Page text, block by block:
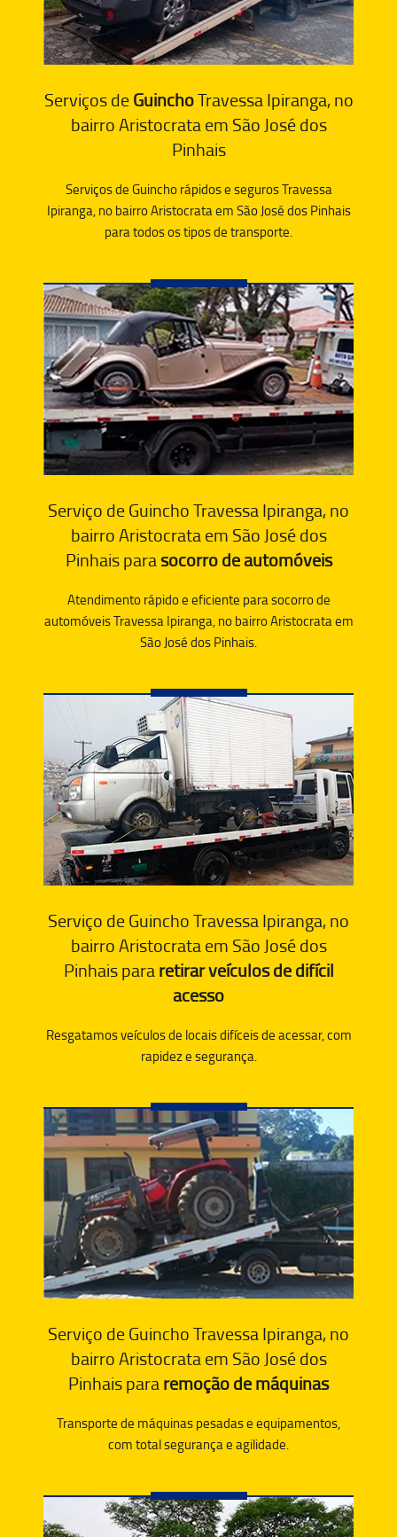
Serviços deGuinchoTravessa Ipiranga, no
bairro Aristocrata em São José dos
Pinhais
Serviços de Guincho rápidos e seguros Travessa
Ipiranga, no bairro Aristocrata em São José dos Pinhais
para todos os tipos de transporte.
Serviço de Guincho Travessa Ipiranga, no
bairro Aristocrata em São José dos
Pinhais parasocorro de automóveis
Atendimento rápido e eficiente para socorro de
automóveis Travessa Ipiranga, no bairro Aristocrata em
São José dos Pinhais.
Serviço de Guincho Travessa Ipiranga, no
bairro Aristocrata em São José dos
Pinhais pararetirar veículos de difícil
acesso
Resgatamos veículos de locais difíceis de acessar, com
rapidez e segurança.
Serviço de Guincho Travessa Ipiranga, no
bairro Aristocrata em São José dos
Pinhais pararemoção de máquinas
Transporte de máquinas pesadas e equipamentos,
com total segurança e agilidade.